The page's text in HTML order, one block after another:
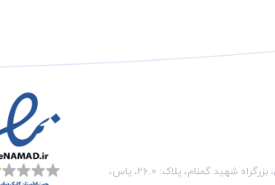
تهران، فاطمی، خیابان دکتر سید حسین فاطمی، بزرگراه شهید گمنام، پلاک: 26.0، یاس،